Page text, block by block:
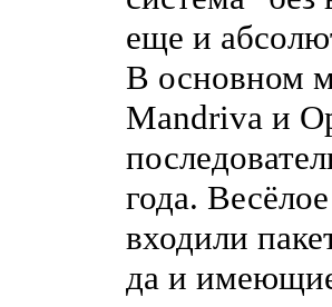
еще и
В основном
Mandriva и
года.
входили
да и